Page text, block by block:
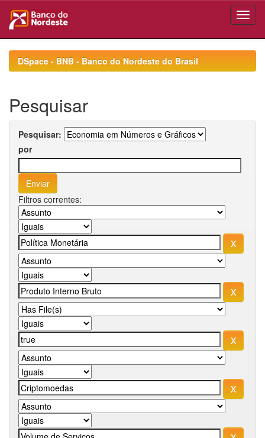
navigationDSpace - BNB - Banco do Nordeste do Brasil
Pesquisar
Pesquisar:
por
Filtros correntes: